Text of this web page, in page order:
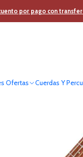
Ofertas Cuerdas Y
por pago conInicio